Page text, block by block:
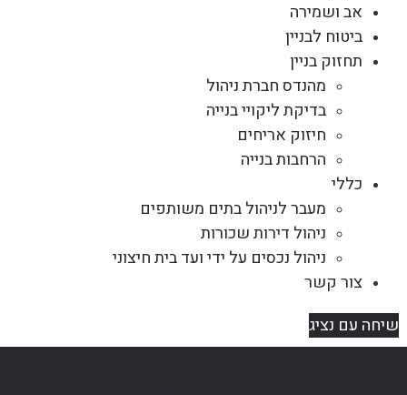
אב ושמירה
ביטוח לבניין
תחזוק בניין
מהנדס חברת ניהול
בדיקת ליקויי בנייה
חיזוק אריחים
הרחבות בנייה
כללי
מעבר לניהול בתים משותפים
ניהול דירות שכורות
ניהול נכסים על ידי ועד בית חיצוני
צור קשר
שיחה עם נציג